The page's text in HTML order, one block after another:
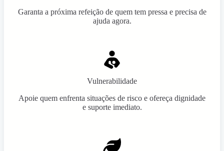
Garanta a próxima refeição de quem tem pressa e precisa de
ajuda agora.
Vulnerabilidade
Apoie quem enfrenta situações de risco e ofereça dignidade
e suporte imediato.